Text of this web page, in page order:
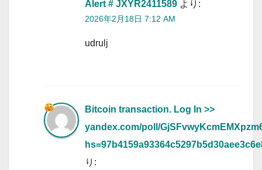
Alert # JXYR2411589 より:
2026年2月18日 7:12 AM
udrulj
Bitcoin transaction. Log In >>
yandex.com/poll/
り: